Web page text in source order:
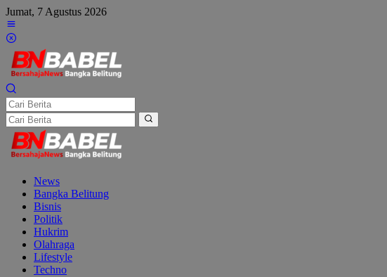
Lewati
ke
konten
Jumat, 7 Agustus 2026
News
Bangka Belitung
Bisnis
Politik
Hukrim
Olahraga
Lifestyle
Techno